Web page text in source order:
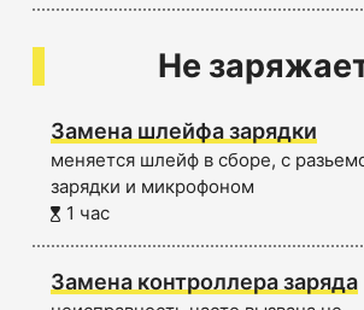
Не
Замена шлейфа зарядки
меняется шлейф в сборе, с
зарядки и микрофоном
1 час
Замена контроллера заряда